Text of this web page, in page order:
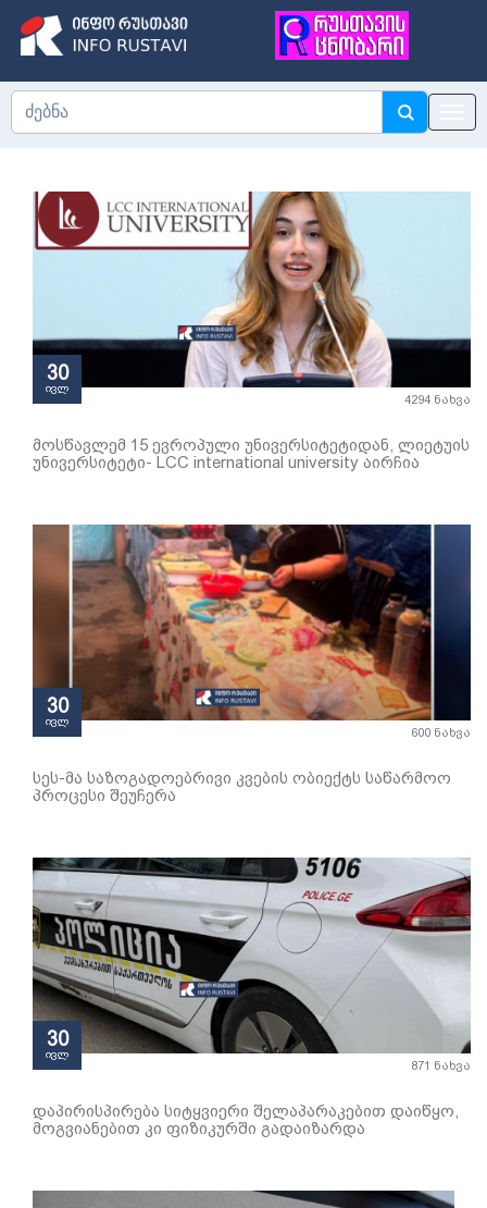
30
ივლ
4294 ნახვა
მოსწავლემ 15 ევროპული უნივერსიტეტიდან, ლიეტუის
უნივერსიტეტი- LCC international university აირჩია
30
ივლ
600 ნახვა
სეს-მა საზოგადოებრივი კვების ობიექტს საწარმოო
პროცესი შეუჩერა
30
ივლ
871 ნახვა
დაპირისპირება სიტყვიერი შელაპარაკებით დაიწყო,
მოგვიანებით კი ფიზიკურში გადაიზარდა